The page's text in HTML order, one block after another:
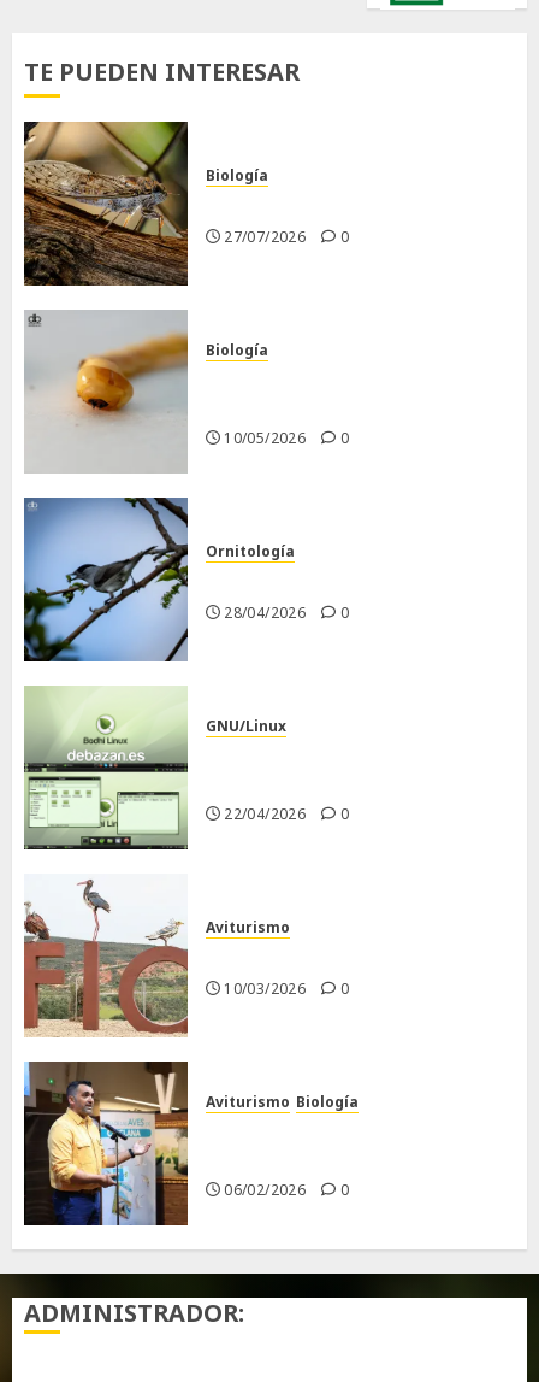
TE PUEDEN INTERESAR
Biología
27/07/2026 0
Biología
10/05/2026 0
Ornitología
28/04/2026 0
GNU/Linux
22/04/2026 0
Aviturismo
10/03/2026 0
Aviturismo Biología
06/02/2026 0
ADMINISTRADOR: